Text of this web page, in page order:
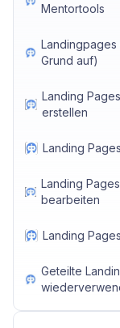
Mentortools
Grund auf)
Landing
erstellen
Landing
Landing
bearbeiten
Landing
Geteilte